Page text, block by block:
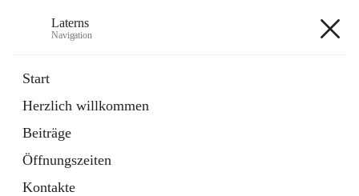
Laterns
Navigation
Start
Herzlich willkommen
Beiträge
Öffnungszeiten
Kontakte
11 Schnellzugriffe
Soziales
1 Schnellzugriff